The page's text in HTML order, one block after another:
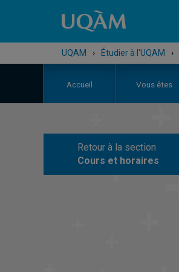
UQAM › Étudier à l'UQAM ›
Accueil Vous êtes
Retour à la section
Cours et horaires